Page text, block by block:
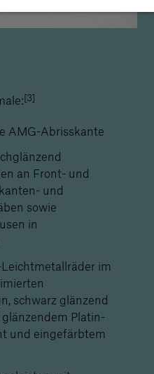
[3]
AMG-Abrisskante
an Front- und
und
sowie
in
im
schwarz glänzend
Platin-
und eingefärbtem